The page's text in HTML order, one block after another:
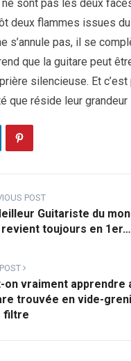
sont pas les deux
deux flammes issues
s’annule pas, il se
que la guitare peut
silencieuse. Et
que réside leur grandeur
POST
Guitariste du
revient toujours en 1er…
on vraiment apprendre
trouvée en vide-
filtre